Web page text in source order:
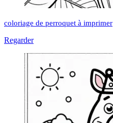
coloriage de perroquet à imprimer
Regarder